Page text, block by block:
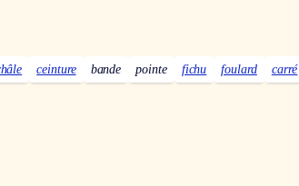
ceinture bande pointe fichu foulard carré